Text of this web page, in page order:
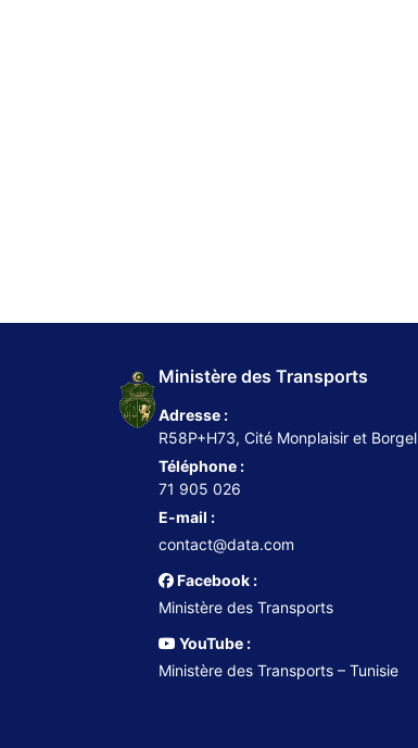
Ministère des Transports
Adresse :
R58P+H73, Cité Monplaisir et Borgel
Téléphone :
71 905 026
E-mail :
contact@data.com
Facebook :
Ministère des Transports
YouTube :
Ministère des Transports – Tunisie